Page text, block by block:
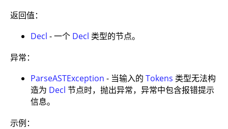
返回值：
Decl - 一个 Decl 类型的节点。
异常：
ParseASTException - 当输入的 Tokens 类型无法构
造为 Decl 节点时，抛出异常，异常中包含报错提示
信息。
示例：